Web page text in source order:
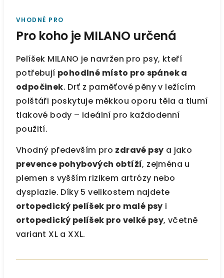
VHODNÉ PRO
Pro koho je MILANO určená
Pelíšek MILANO je navržen pro psy, kteří
potřebují pohodlné místo pro spánek a
odpočinek. Drť z paměťové pěny v ležícím
polštáři poskytuje měkkou oporu těla a tlumí
tlakové body – ideální pro každodenní
použití.
Vhodný především pro zdravé psy a jako
prevence pohybových obtíží, zejména u
plemen s vyšším rizikem artrózy nebo
dysplazie. Díky 5 velikostem najdete
ortopedický pelíšek pro malé psy i
ortopedický pelíšek pro velké psy, včetně
variant XL a XXL.